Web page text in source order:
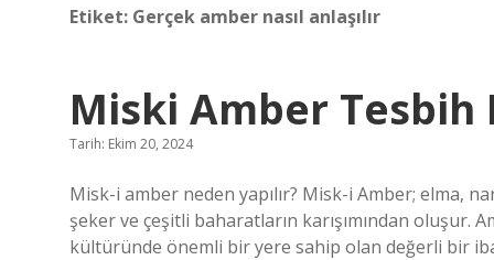
Etiket: Gerçek amber nasıl anlaşılır
Miski Amber Tesbih
Tarih: Ekim 20, 2024
Misk-i amber neden yapılır? Misk-i Amber; elma,
şeker ve çeşitli baharatların karışımından oluşur.
kültüründe önemli bir yere sahip olan değerli bir